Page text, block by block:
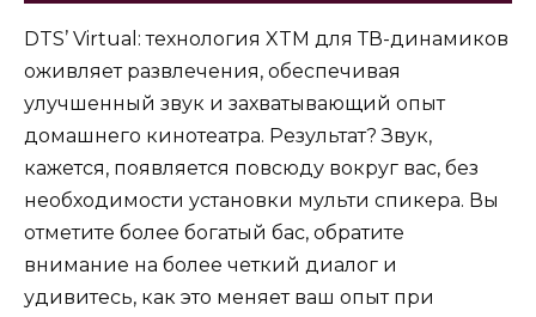
DTS’ Virtual: технология XTM для ТВ-динамиков
оживляет развлечения, обеспечивая
улучшенный звук и захватывающий опыт
домашнего кинотеатра. Результат? Звук,
кажется, появляется повсюду вокруг вас, без
необходимости установки мульти спикера. Вы
отметите более богатый бас, обратите
внимание на более четкий диалог и
удивитесь, как это меняет ваш опыт при